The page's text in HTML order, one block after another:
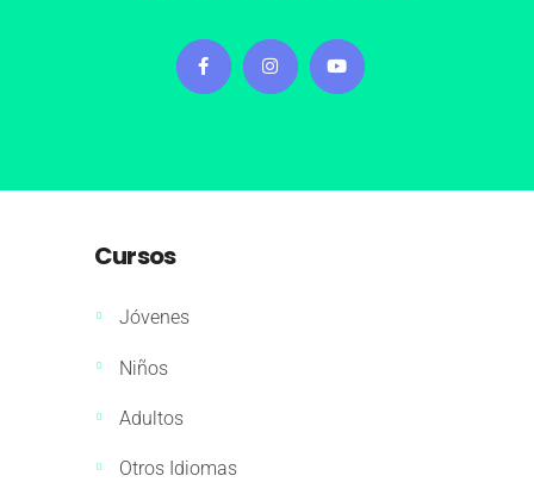
Cursos
Jóvenes
Niños
Adultos
Otros Idiomas